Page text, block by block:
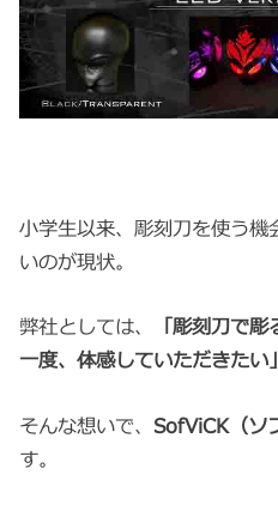
小学生以来、彫刻刀を使う
いのが現状。
弊社としては、
「彫刻刀で
一度、体感していただきたい」
そんな想いで、 SofViCK（ソ
す。